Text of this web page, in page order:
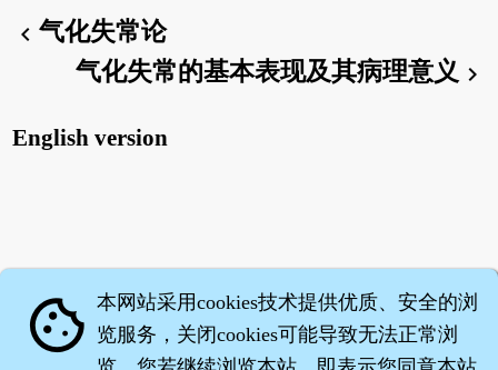
chevron_left气化失常论
气化失常的基本表现及其病理意义chevron_right
English version
cookie 本网站采用cookies技术提供优质、安全的浏
览服务，关闭cookies可能导致无法正常浏